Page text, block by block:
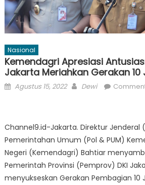
Nasional
Kemendagri Apresiasi
Jakarta Meriahkan Gerakan
Posted
Agustus 15, 2022 Author
Dewi
Channel9.id-Jakarta. Direktur Jenderal
Pemerintahan Umum (Pol & PUM)
Negeri (Kemendagri) Bahtiar
Pemerintah Provinsi (Pemprov) DKI
menyukseskan Gerakan Pembagian 10